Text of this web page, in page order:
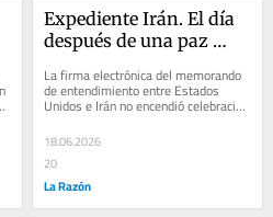
Expediente Irán. El día
después de una paz
La firma electrónica del memorando
de entendimiento entre Estados
Unidos e Irán no encendió celebración
consecuencias...
18.06.2026
20
La Razón